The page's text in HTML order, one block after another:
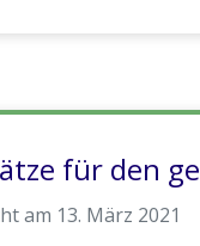
für den
am 13. März 2021